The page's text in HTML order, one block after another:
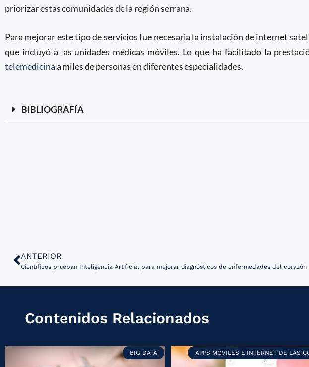
priorizar estas comunidades de la región serrana.
Para mejorar este tipo de servicios fue necesaria la instalación de internet
que incluyó a las unidades médicas móviles. Lo que ha facilitado la
telemedicinaa miles de personas en diferentes especialidades.
BIBLIOGRAFÍA
ANTERIOR
Científicos prueban Inteligencia Artificial para mejorar diagnósticos de enfermedades del corazón
Contenidos Relacionados
BIG DATA APPS MÓVILES E INTERNET DE LAS